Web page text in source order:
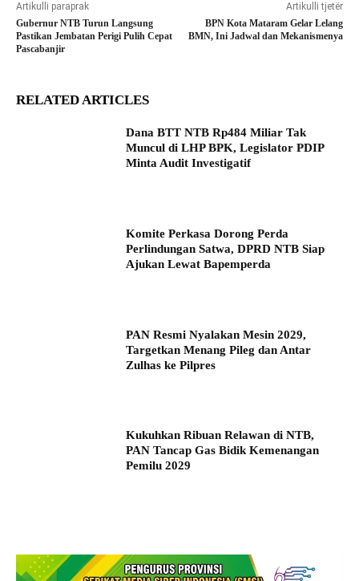
Artikulli paraprak
Gubernur NTB Turun Langsung
Pastikan Jembatan Perigi Pulih Cepat
Pascabanjir
Artikulli tjetër
BPN Kota Mataram Gelar Lelang
BMN, Ini Jadwal dan Mekanismenya
RELATED ARTICLES
Dana BTT NTB Rp484 Miliar Tak
Muncul di LHP BPK, Legislator PDIP
Minta Audit Investigatif
Komite Perkasa Dorong Perda
Perlindungan Satwa, DPRD NTB Siap
Ajukan Lewat Bapemperda
PAN Resmi Nyalakan Mesin 2029,
Targetkan Menang Pileg dan Antar
Zulhas ke Pilpres
Kukuhkan Ribuan Relawan di NTB,
PAN Tancap Gas Bidik Kemenangan
Pemilu 2029